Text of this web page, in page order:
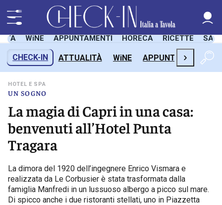
WiNE APPUNTAMENTI HORECA RICETTE
CHECK-IN ATTUALITÀ WiNE APPUNTAMENTI
›
UN SOGNO
HOTEL E SPA
La magia di Capri in una casa:
benvenuti all’Hotel Punta
Tragara
La dimora del 1920 dell’ingegnere Enrico Vismara e
realizzata da Le Corbusier è stata trasformata dalla
famiglia Manfredi in un lussuoso albergo a picco sul mare.
Di spicco anche i due ristoranti stellati, uno in Piazzetta